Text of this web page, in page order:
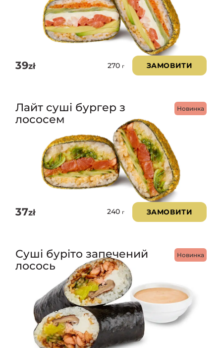
39zł 270 г ЗАМОВИТИ
Новинка
Лайт суші бургер з
лососем
37zł 240 г ЗАМОВИТИ
Новинка
Суші буріто запечений
лосось